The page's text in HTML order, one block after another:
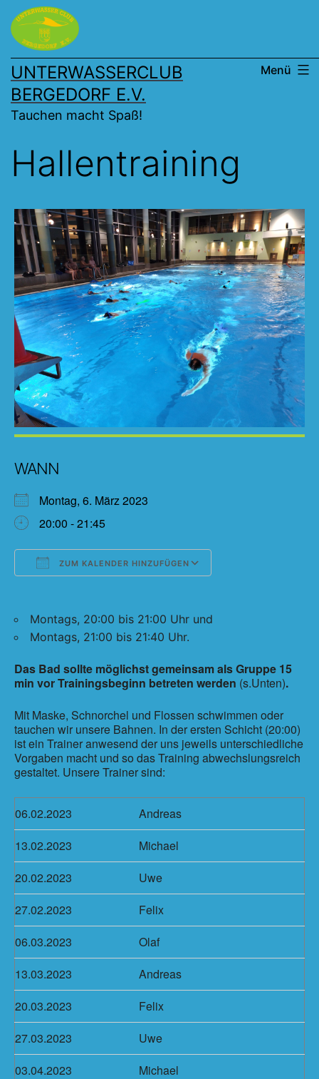
Zum
Inhalt
springen
UNTERWASSERCLUB
BERGEDORF E.V.
Tauchen macht Spaß!
Menü
Hallentraining
WANN
Montag, 6. März 2023
20:00 - 21:45
ZUM KALENDER HINZUFÜGEN
Montags, 20:00 bis 21:00 Uhr und
Montags, 21:00 bis 21:40 Uhr.
Das Bad sollte möglichst gemeinsam als Gruppe 15
min vor Trainingsbeginn betreten werden (s.Unten).
Mit Maske, Schnorchel und Flossen schwimmen oder
tauchen wir unsere Bahnen. In der ersten Schicht (20:00)
ist ein Trainer anwesend der uns jeweils unterschiedliche
Vorgaben macht und so das Training abwechslungsreich
gestaltet. Unsere Trainer sind:
06.02.2023
Andreas
13.02.2023
Michael
20.02.2023
Uwe
27.02.2023
Felix
06.03.2023
Olaf
13.03.2023
Andreas
20.03.2023
Felix
27.03.2023
Uwe
03.04.2023
Michael